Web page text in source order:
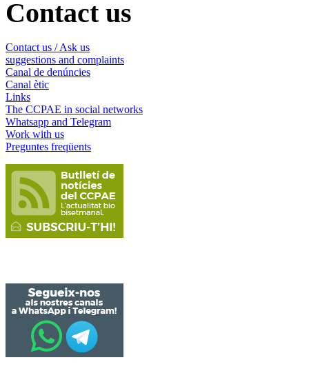
Contact us
Contact us / Ask us
suggestions and complaints
Canal de denúncies
Canal ètic
Links
The CCPAE in social networks
Whatsapp and Telegram
Work with us
Preguntes freqüents